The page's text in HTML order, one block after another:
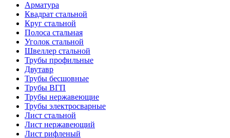
Арматура
Квадрат стальной
Круг стальной
Полоса стальная
Уголок стальной
Швеллер стальной
Трубы профильные
Двутавр
Трубы бесшовные
Трубы ВГП
Трубы нержавеющие
Трубы электросварные
Лист стальной
Лист нержавеющий
Лист рифленый